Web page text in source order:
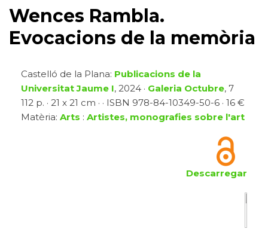
Wences Rambla.
Evocacions de la memòria
Castelló de la Plana: Publicacions de la
Universitat Jaume I, 2024 · Galeria Octubre, 7
112 p. · 21 x 21 cm · · ISBN 978-84-10349-50-6 · 16 €
Matèria: Arts : Artistes, monografies sobre l'art
Descarregar